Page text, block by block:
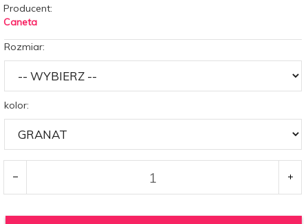
Producent:
Caneta
Rozmiar:
kolor: